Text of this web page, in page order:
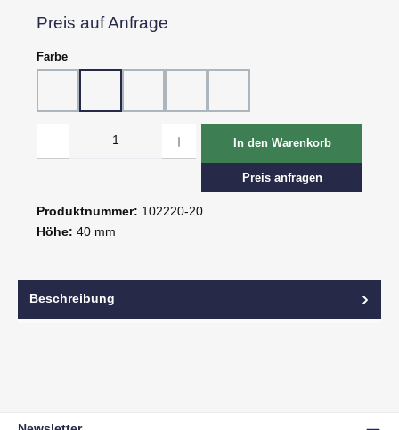
Preis auf Anfrage
Farbeauswählen
In den Warenkorb
Preis anfragen
Produktnummer: 102220-20
Höhe: 40 mm
Beschreibung